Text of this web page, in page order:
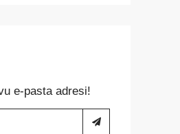
e-pasta adresi!